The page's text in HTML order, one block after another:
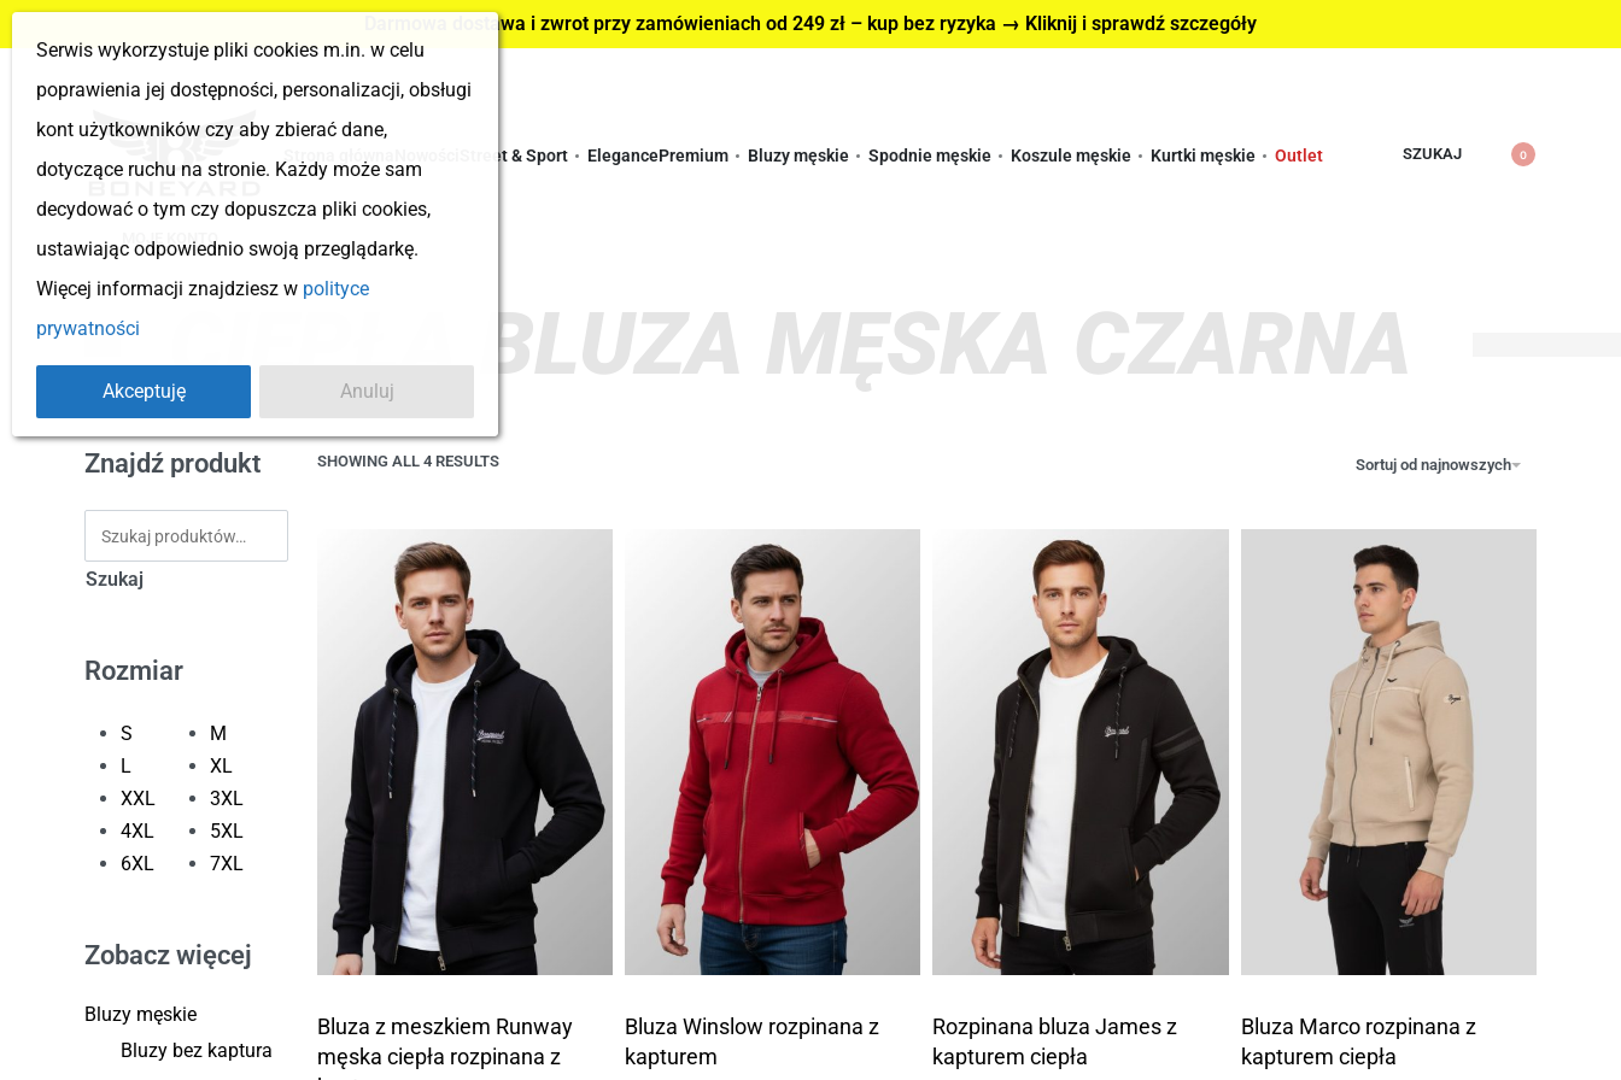
Darmowa dostawa i zwrot przy zamówieniach od 249 zł – kup bez ryzyka → Kliknij i sprawdź szczegóły
Street & Sport ElegancePremium Bluzy męskie Spodnie męskie Koszule męskie Kurtki męskie Outlet SZUKAJ 0
MOJE KONTO
CIEPŁA BLUZA MĘSKA CZARNA
Znajdź produkt
Szukaj
Rozmiar
S
M
L
XL
XXL
3XL
4XL
5XL
6XL
7XL
Zobacz więcej
Bluzy męskie
Bluzy bez kaptura
SHOWING ALL 4 RESULTS Sortuj od najnowszych
Bluza z meszkiem Runway
męska ciepła rozpinana z
Bluza Winslow rozpinana z
kapturem
Rozpinana bluza James z
kapturem ciepła
Bluza Marco rozpinana z
kapturem ciepła
Serwis wykorzystuje pliki cookies m.in. w celu
poprawienia jej dostępności, personalizacji, obsługi
kont użytkowników czy aby zbierać dane,
dotyczące ruchu na stronie. Każdy może sam
decydować o tym czy dopuszcza pliki cookies,
ustawiając odpowiednio swoją przeglądarkę.
Więcej informacji znajdziesz w polityce
prywatności
Akceptuję Anuluj